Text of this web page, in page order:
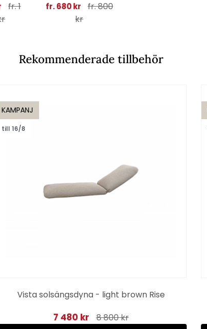
fr. 1
fr. 680 kr
fr. 800
kr
Rekommenderade tillbehör
KAMPANJ
till 16/8
Vista solsängsdyna - light brown Rise
7 480 kr 8 800 kr